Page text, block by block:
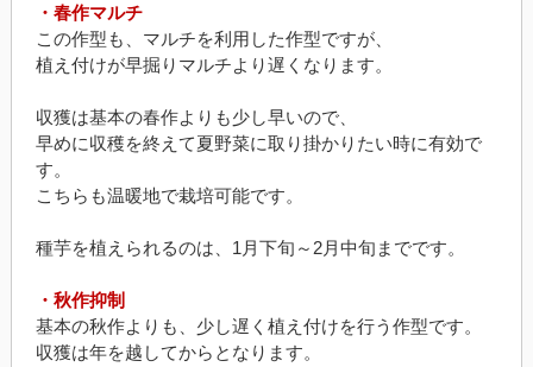
・春作マルチ
この作型も、マルチを利用した作型ですが、
植え付けが早掘りマルチより遅くなります。
収獲は基本の春作よりも少し早いので、
早めに収穫を終えて夏野菜に取り掛かりたい時に有効で
す。
こちらも温暖地で栽培可能です。
種芋を植えられるのは、1月下旬～2月中旬までです。
・秋作抑制
基本の秋作よりも、少し遅く植え付けを行う作型です。
収獲は年を越してからとなります。